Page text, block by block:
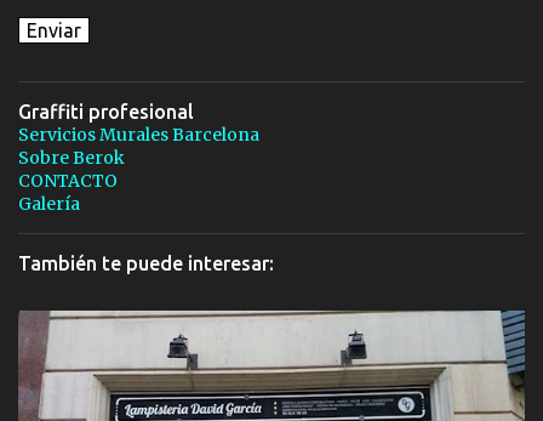
Graffiti profesional
Servicios Murales Barcelona
Sobre Berok
CONTACTO
Galería
También te puede interesar: